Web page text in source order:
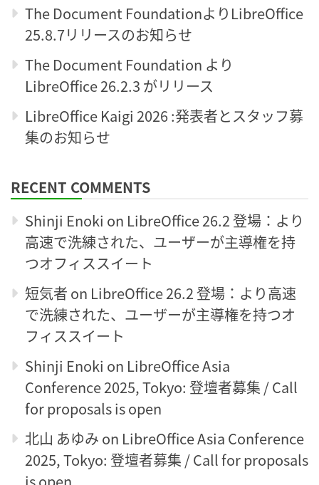
The Document FoundationよりLibreOffice
25.8.7リリースのお知らせ
The Document Foundation より
LibreOffice 26.2.3 がリリース
LibreOffice Kaigi 2026 :発表者とスタッフ募
集のお知らせ
RECENT COMMENTS
Shinji Enoki on LibreOffice 26.2 登場：より
高速で洗練された、ユーザーが主導権を持
つオフィススイート
短気者 on LibreOffice 26.2 登場：より高速
で洗練された、ユーザーが主導権を持つオ
フィススイート
Shinji Enoki on LibreOffice Asia
Conference 2025, Tokyo: 登壇者募集 / Call
for proposals is open
北山 あゆみ on LibreOffice Asia Conference
2025, Tokyo: 登壇者募集 / Call for proposals
is open